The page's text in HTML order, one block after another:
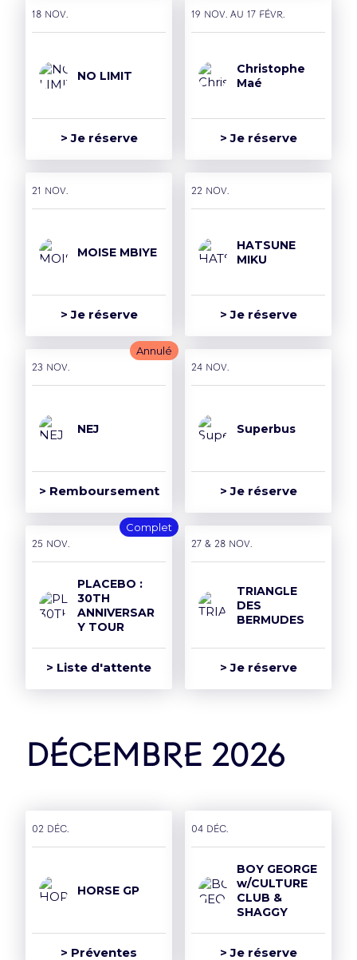
18 nov.
NO LIMIT
> Je réserve
19 nov. AU 17 févr.
Christophe
Maé
> Je réserve
21 nov.
MOISE MBIYE
> Je réserve
22 nov.
HATSUNE
MIKU
> Je réserve
Annulé
23 nov.
NEJ
> Remboursement
24 nov.
Superbus
> Je réserve
Complet
25 nov.
PLACEBO :
30TH
ANNIVERSAR
Y TOUR
> Liste d'attente
27 & 28 nov.
TRIANGLE
DES
BERMUDES
> Je réserve
décembre 2026
02 déc.
HORSE GP
> Préventes
04 déc.
BOY GEORGE
w/CULTURE
CLUB &
SHAGGY
> Je réserve